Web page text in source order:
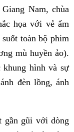
Nam, chùa
họa với vẻ ẩm
toàn bộ phim
mù huyền ảo).
khung hình và sự
đèn lồng, ánh
gần gũi với dòng